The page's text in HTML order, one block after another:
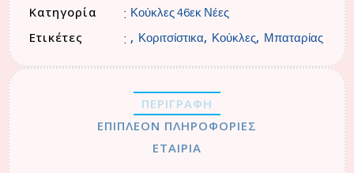
Κατηγορία
: Κούκλες 46εκ Νέες
Ετικέτες : , Κοριτσίστικα, Κούκλες, Μπαταρίας
ΠΕΡΙΓΡΑΦΉ
ΕΠΙΠΛΈΟΝ ΠΛΗΡΟΦΟΡΊΕΣ
ΕΤΑΙΡΊΑ